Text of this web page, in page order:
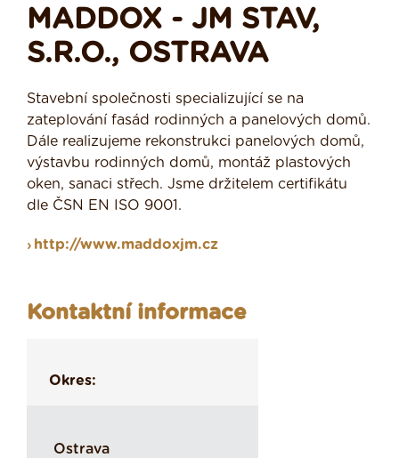
MADDOX - JM STAV,
S.R.O., OSTRAVA
Stavební společnosti specializující se na
zateplování fasád rodinných a panelových domů.
Dále realizujeme rekonstrukci panelových domů,
výstavbu rodinných domů, montáž plastových
oken, sanaci střech. Jsme držitelem certifikátu
dle ČSN EN ISO 9001.
http://www.maddoxjm.cz
Kontaktní informace
Okres:
Ostrava